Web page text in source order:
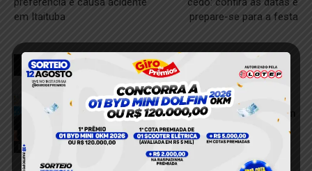
em Itaituba
prepare-se para a festa
RELACIONADOS
Itaituba
Dupla é presa após tentar descartar
porções de cocaína durante abordagem
da PM em Itaituba
7 de agosto de 2026